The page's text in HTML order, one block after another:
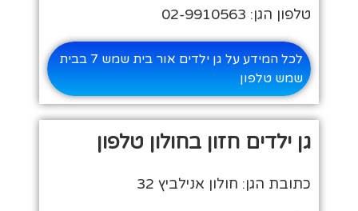
טלפון הגן: 02-9910563
לכל המידע על גן ילדים אור בית שמש 7 בבית
שמש טלפון
גן ילדים חזון בחולון טלפון
כתובת הגן: חולון אנילביץ 32